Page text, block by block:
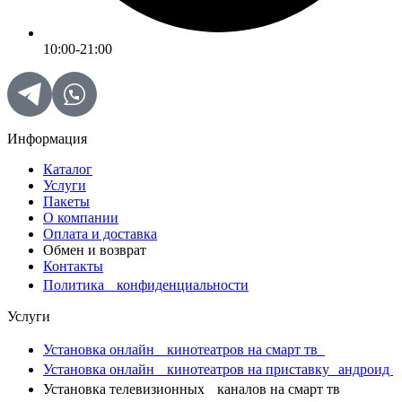
10:00-21:00
Информация
Каталог
Услуги
Пакеты
О компании
Оплата и доставка
Обмен и возврат
Контакты
Политика конфиденциальности
Услуги
Установка онлайн кинотеатров на смарт тв
Установка онлайн кинотеатров на приставку андроид
Установка телевизионных каналов на смарт тв